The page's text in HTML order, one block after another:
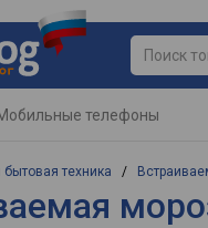
телефоны
бытовая техника /